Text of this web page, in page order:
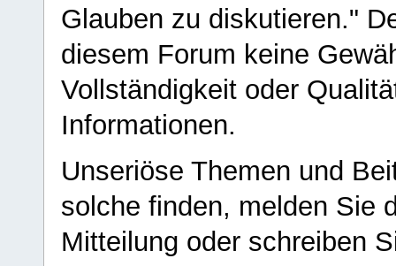
Glauben zu diskutieren."
diesem Forum keine
Vollständigkeit oder
Informationen.
Unseriöse Themen und
solche finden, melden Sie
Mitteilung oder schreiben